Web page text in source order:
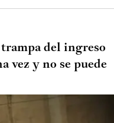
del ingreso
vez y no se puede